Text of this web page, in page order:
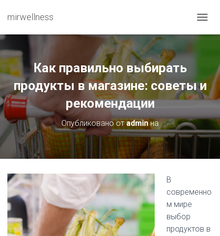
mirwellness
Как правильно выбирать
продукты в магазине: советы и
рекомендации
Опубликовано отadminна
В
современно
м мире
выбор
продуктов в